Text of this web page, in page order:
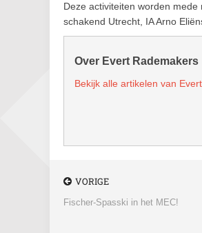
Deze activiteiten worden
schakend Utrecht, IA Arno
Over Evert Rademakers
Bekijk alle artikelen van
VORIGE
Fischer-Spasski in het MEC!